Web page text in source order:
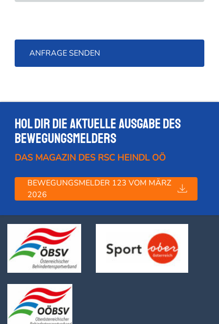
Hol dir die Aktuelle Ausgabe des
Bewegungsmelders
DAS MAGAZIN DES RSC HEINDL OÖ
BEWEGUNGSMELDER 123 VOM MÄRZ
2026